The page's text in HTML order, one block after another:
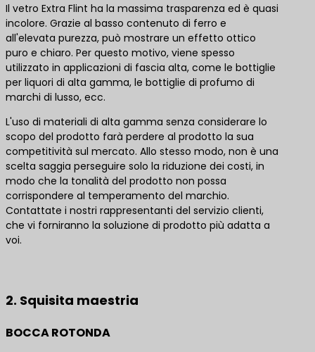
Il vetro Extra Flint ha la massima trasparenza ed è quasi
incolore. Grazie al basso contenuto di ferro e
all'elevata purezza, può mostrare un effetto ottico
puro e chiaro. Per questo motivo, viene spesso
utilizzato in applicazioni di fascia alta, come le bottiglie
per liquori di alta gamma, le bottiglie di profumo di
marchi di lusso, ecc.
L'uso di materiali di alta gamma senza considerare lo
scopo del prodotto farà perdere al prodotto la sua
competitività sul mercato. Allo stesso modo, non è una
scelta saggia perseguire solo la riduzione dei costi, in
modo che la tonalità del prodotto non possa
corrispondere al temperamento del marchio.
Contattate i nostri rappresentanti del servizio clienti,
che vi forniranno la soluzione di prodotto più adatta a
voi.
2. Squisita maestria
BOCCA ROTONDA